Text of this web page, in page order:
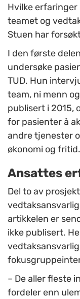
Hvilke erfaringer
teamet og
Stuen har
I den første
undersøke
TUD. Hun
team, ni menn
publisert i 2015,
for pasienter å
andre tjenester
økonomi og fritid.
Ansattes
Del to av
artikkelen er
ikke publisert.
– De aller fleste
fordeler enn